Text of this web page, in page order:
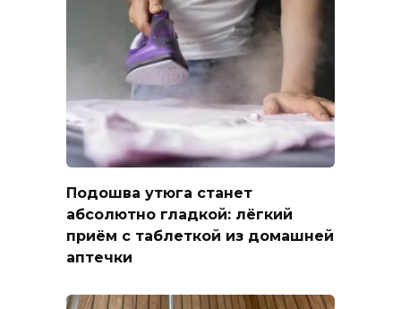
Подошва утюга станет
абсолютно гладкой: лёгкий
приём с таблеткой из домашней
аптечки